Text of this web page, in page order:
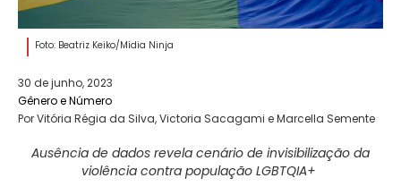
Foto: Beatriz Keiko/Mídia Ninja
30 de junho, 2023
Gênero e Número
Por Vitória Régia da Silva, Victoria Sacagami e Marcella Semente
Ausência de dados revela cenário de invisibilização da
violência contra população LGBTQIA+